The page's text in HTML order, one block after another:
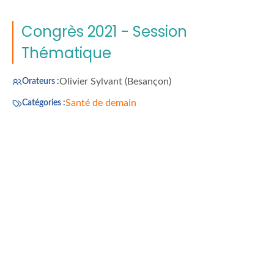
Congrès 2021 - Session
Thématique
Orateurs :Olivier Sylvant (Besançon)
Catégories :Santé de demain